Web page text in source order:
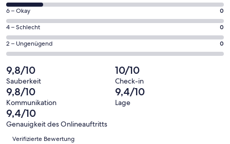
geöffnet
6
Gästebewertungen
haben
eine
Bewertung
von
10
-
Hervorragend
von
insgesamt
6
Gästebewertungen
haben
Bewertung
von
8
-
Gut
0
von
insgesamt
6
Gästebewertungen
haben
eine
Bewertung
von
6
-
Okay
6 – Okay 0
0
von
insgesamt
Gästebewertungen
haben
eine
Bewertung
von
4
4 – Schlecht 0
0
von
insgesamt
6
Gästebewertungen
haben
eine
Bewertung
2 – Ungenügend 0
9,8/10
Sauberkeit
10/10
Check-in
9,8/10
Kommunikation
9,4/10
Lage
9,4/10
Genauigkeit des Onlineauftritts
Bewertungen
Verifizierte Bewertung